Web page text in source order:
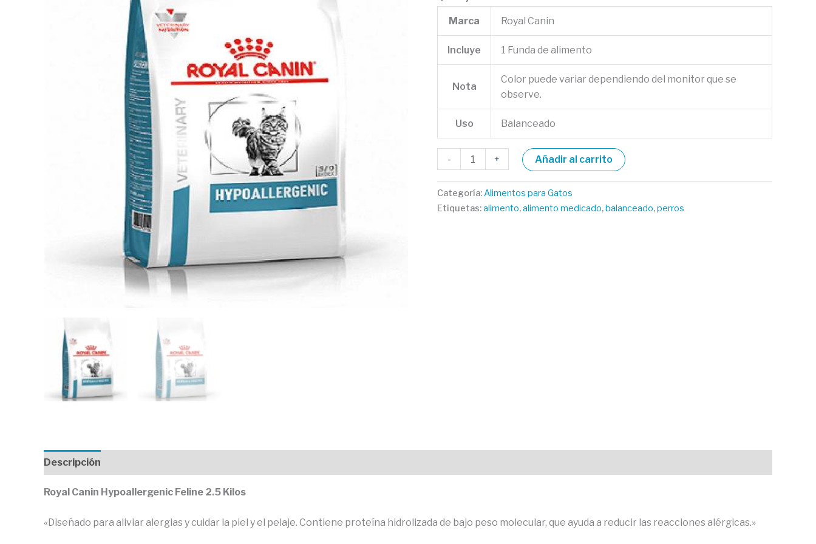
Marca Royal Canin
Incluye 1 Funda de alimento
Nota
Color puede variar dependiendo del monitor que se
observe.
Uso Balanceado
- + Añadir al carrito
Categoría:Alimentos para Gatos
Etiquetas:alimento,alimento medicado,balanceado,perros
Descripción
Royal Canin Hypoallergenic Feline 2.5 Kilos
«Diseñado para aliviar alergias y cuidar la piel y el pelaje. Contiene proteína hidrolizada de bajo peso molecular, que ayuda a reducir las reacciones alérgicas.»